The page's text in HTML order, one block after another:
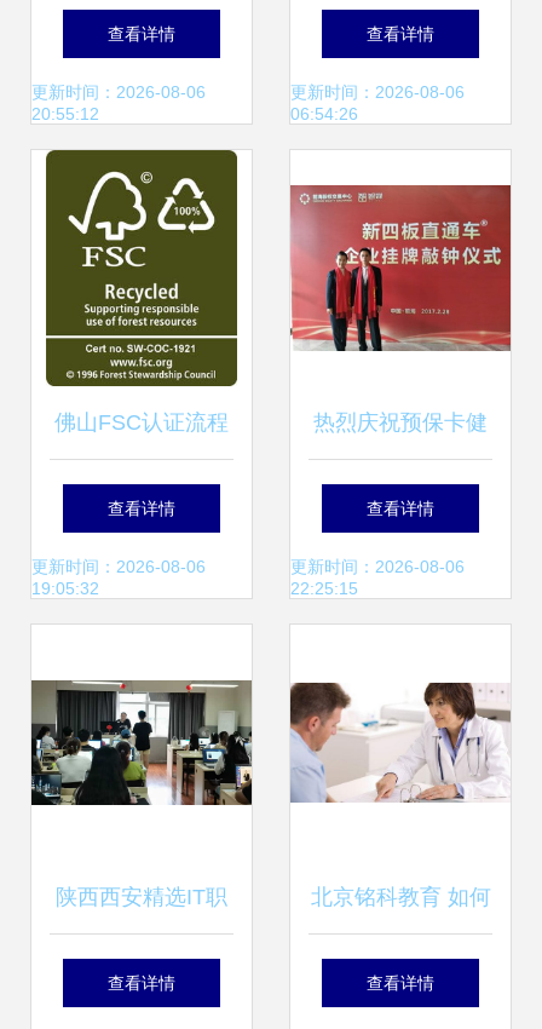
引领教育咨询服务
新标杆
查看详情
更新时间：2026-08-06
20:55:12
育咨询有限责任公
司 专业化教育咨询
查看详情
更新时间：2026-08-06
06:54:26
佛山FSC认证流程
解析与嘉峪关FSC
认证咨询价格、规
服务指南
查看详情
更新时间：2026-08-06
19:05:32
热烈庆祝预保卡健
康咨询管理挂牌上
市 健康与教育咨询
查看详情
更新时间：2026-08-06
22:25:15
陕西西安精选IT职
业培训机构前十名
查看详情
北京铭科教育 如何
正确寻求心理咨询
查看详情